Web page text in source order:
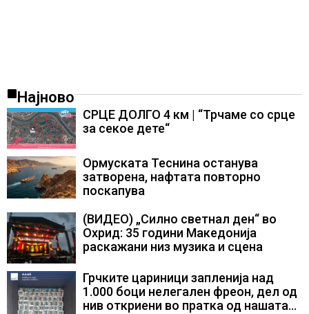
Најново
СРЦЕ ДОЛГО 4 км | “Трчаме со срце
за секое дете“
Ормуската Теснина останува
затворена, нафтата повторно
поскапува
(ВИДЕО) „Силно светнал ден“ во
Охрид: 35 години Македонија
раскажани низ музика и сцена
Грчките цариници запленија над
1.000 боци нелегален фреон, дел од
нив откриени во пратка од нашата